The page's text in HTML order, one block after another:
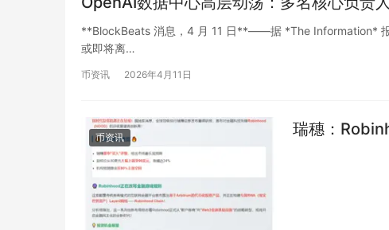
**BlockBeats 消息，4 月 11 日**——据 *The Information*
或即将离…
币资讯 2026年4月11日
币资讯 瑞穗：